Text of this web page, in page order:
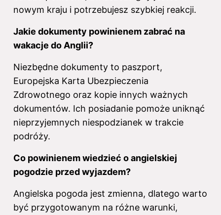
nowym kraju i potrzebujesz szybkiej reakcji.
Jakie dokumenty powinienem zabrać na
wakacje do Anglii?
Niezbędne dokumenty to paszport,
Europejska Karta Ubezpieczenia
Zdrowotnego oraz kopie innych ważnych
dokumentów. Ich posiadanie pomoże uniknąć
nieprzyjemnych niespodzianek w trakcie
podróży.
Co powinienem wiedzieć o angielskiej
pogodzie przed wyjazdem?
Angielska pogoda jest zmienna, dlatego warto
być przygotowanym na różne warunki,